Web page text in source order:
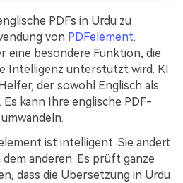
PDFs in Urdu zu
von PDFelement.
eine besondere Funktion, die
Intelligenz unterstützt wird. KI
der sowohl Englisch als
kann Ihre englische PDF-
ist intelligent. Sie ändert
anderen. Es prüft ganze
dass die Übersetzung in Urdu